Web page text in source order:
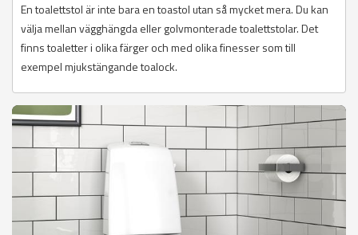
En toalettstol är inte bara en toastol utan så mycket mera. Du kan
välja mellan vägghängda eller golvmonterade toalettstolar. Det
finns toaletter i olika färger och med olika finesser som till
exempel mjukstängande toalock.